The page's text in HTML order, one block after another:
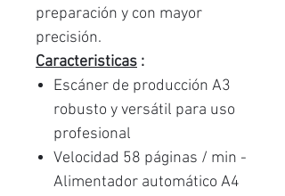
preparación y con mayor
precisión.
Caracteristicas :
Escáner de producción A3
robusto y versátil para uso
profesional
Velocidad 58 páginas / min -
Alimentador automático A4